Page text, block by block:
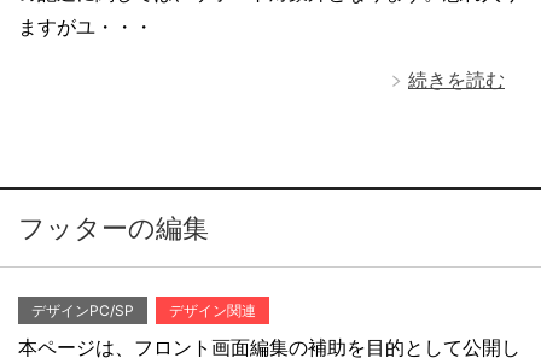
ますがユ・・・
続きを読む
フッターの編集
デザインPC/SP デザイン関連
本ページは、フロント画面編集の補助を目的として公開し